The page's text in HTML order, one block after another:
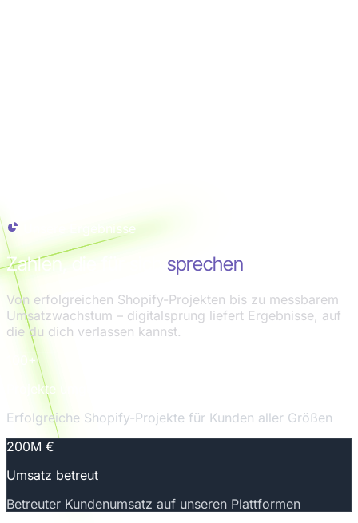
Unsere Ergebnisse
Zahlen, die für sich sprechen
Von erfolgreichen Shopify-Projekten bis zu messbarem
Umsatzwachstum – digitalsprung liefert Ergebnisse, auf
die du dich verlassen kannst.
100+
Projekte umgesetzt
Erfolgreiche Shopify-Projekte für Kunden aller Größen
200M €
Umsatz betreut
Betreuter Kundenumsatz auf unseren Plattformen